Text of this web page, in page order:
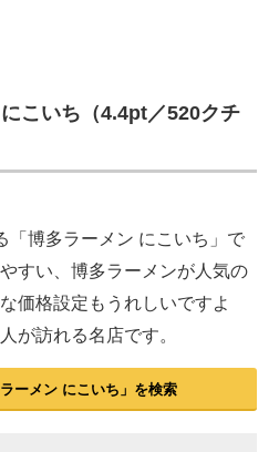
こいち（4.4pt／520クチ
博多ラーメン にこいち」で
すい、博多ラーメンが人気の
価格設定もうれしいですよ
が訪れる名店です。
ーメン にこいち」を検索